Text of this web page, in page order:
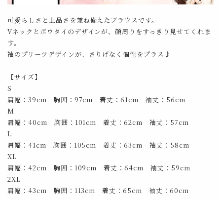
可愛らしさと上品さを兼ね備えたブラウスです。
Vネックとボウタイのデザインが、顔周りをすっきり見せてくれま
す。
袖のプリーツデザインが、さりげなく個性をプラス♪
【サイズ】
S
肩幅：39cm 胸囲：97cm 着丈：61cm 袖丈：56cm
M
肩幅：40cm 胸囲：101cm 着丈：62cm 袖丈：57cm
L
肩幅：41cm 胸囲：105cm 着丈：63cm 袖丈：58cm
XL
肩幅：42cm 胸囲：109cm 着丈：64cm 袖丈：59cm
2XL
肩幅：43cm 胸囲：113cm 着丈：65cm 袖丈：60cm